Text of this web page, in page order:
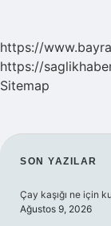
https://
https://
Sitemap
SON YAZILAR
Çay kaşığı ne için
Ağustos 9, 2026